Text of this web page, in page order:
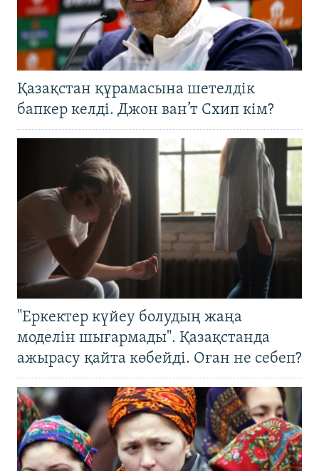
Қазақстан құрамасына шетелдік
бапкер келді. Джон ван’т Схип кім?
"Еркектер күйеу болудың жаңа
моделін шығармады". Қазақстанда
ажырасу қайта көбейді. Оған не себеп?